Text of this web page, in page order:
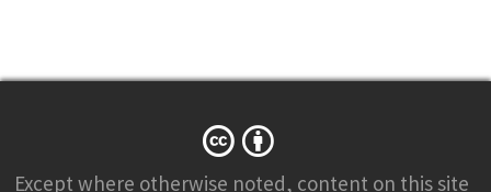
Except where otherwise noted, content on this site